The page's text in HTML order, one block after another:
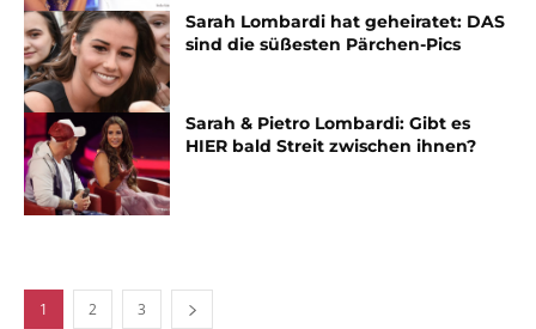
Sarah Lombardi hat geheiratet: DAS
sind die süßesten Pärchen-Pics
Sarah & Pietro Lombardi: Gibt es
HIER bald Streit zwischen ihnen?
1 2 3